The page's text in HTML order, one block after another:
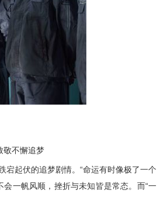
敬不懈追梦
宕起伏的追梦剧情。 “命运有时像极了一个
一帆风顺，挫折与未知皆是常态。而“一